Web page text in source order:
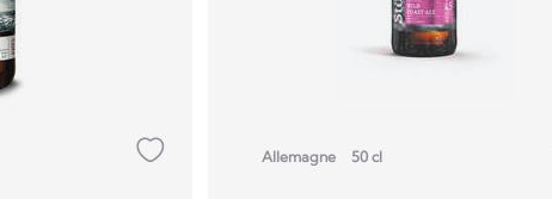
Allemagne 50 cl